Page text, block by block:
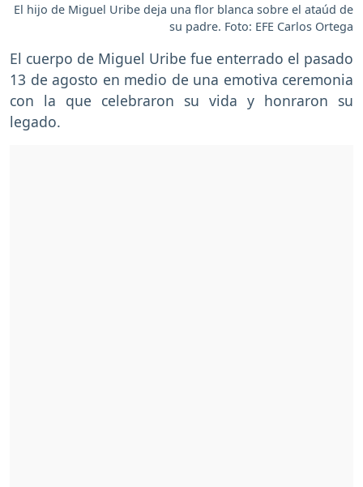
El hijo de Miguel Uribe deja una flor blanca sobre el ataúd de
su padre. Foto: EFE Carlos Ortega
El cuerpo de Miguel Uribe fue enterrado el pasado
13 de agosto en medio de una emotiva ceremonia
con la que celebraron su vida y honraron su
legado.